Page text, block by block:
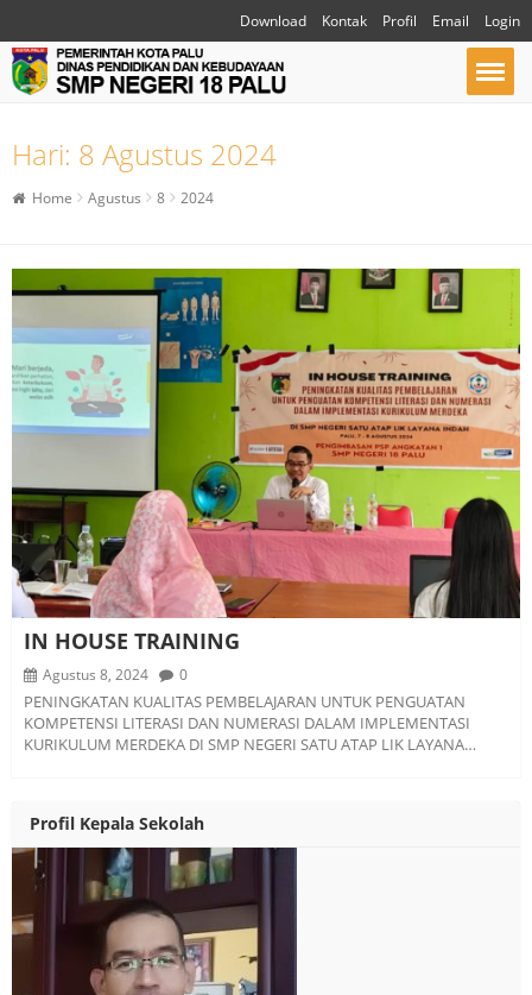
Download Kontak Profil Email Login
Hari: 8 Agustus 2024
Home Agustus 8 2024
IN HOUSE TRAINING
Agustus 8, 2024 0
PENINGKATAN KUALITAS PEMBELAJARAN UNTUK PENGUATAN
KOMPETENSI LITERASI DAN NUMERASI DALAM IMPLEMENTASI
KURIKULUM MERDEKA DI SMP NEGERI SATU ATAP LIK LAYANA…
Profil Kepala Sekolah